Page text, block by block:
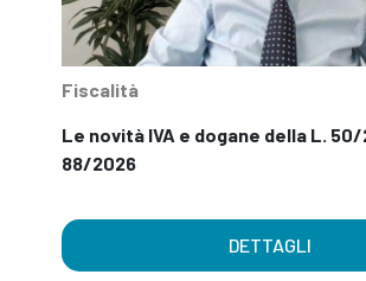
Fiscalità
Le novità IVA e dogane della L.
88/2026
DETTAGLI